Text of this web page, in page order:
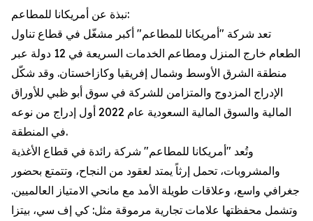
نبذة عن أمريكانا للمطاعم:
تعد شركة "أمريكانا للمطاعم" أكبر مشغّل في قطاع تناول
الطعام خارج المنزل ومطاعم الخدمات السريعة في 12 دولة عبر
منطقة الشرق الأوسط وشمال إفريقيا وكازاخستان. وقد شكّل
الإدراج المزدوج والمتزامن للشركة في سوق أبو ظبي للأوراق
المالية والسوق المالية السعودية عام 2022 أول إدراج من نوعه
في المنطقة.
وتُعد "أمريكانا للمطاعم" شركة رائدة في قطاع الأغذية
والمشروبات، تحمل إرثاً يمتد لعقود من النجاح، وتتمتع بحضور
جغرافي واسع، وعلاقات طويلة الأمد مع مانحي الامتياز العالميين.
وتشمل محفظتها علامات تجارية مرموقة مثل: كي إف سي، بيتزا